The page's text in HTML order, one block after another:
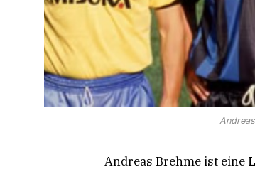
Andreas Brehme ist eine